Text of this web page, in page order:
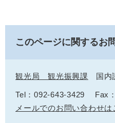
このページに関するお
観光局 観光振興課 国内
Tel：092-643-3429
Fax
メールでのお問い合わせは